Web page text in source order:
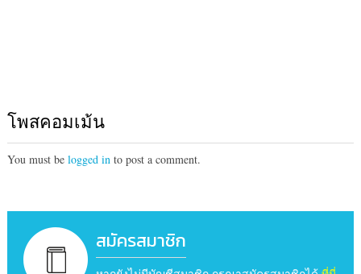
โพสคอมเม้น
You must be logged in to post a comment.
สมัครสมาชิก